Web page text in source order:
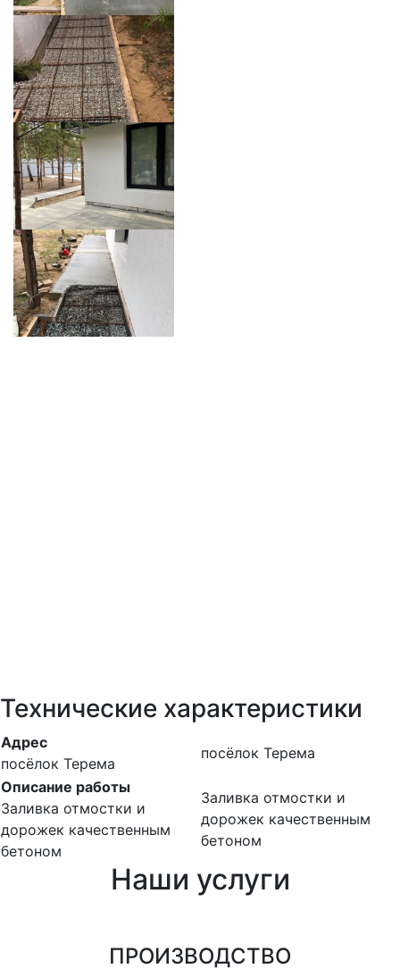
Технические характеристики
Адрес
посёлок Терема
посёлок Терема
Описание работы
Заливка отмостки и
дорожек качественным
бетоном
Заливка отмостки и
дорожек качественным
бетоном
Наши услуги
ПРОИЗВОДСТВО